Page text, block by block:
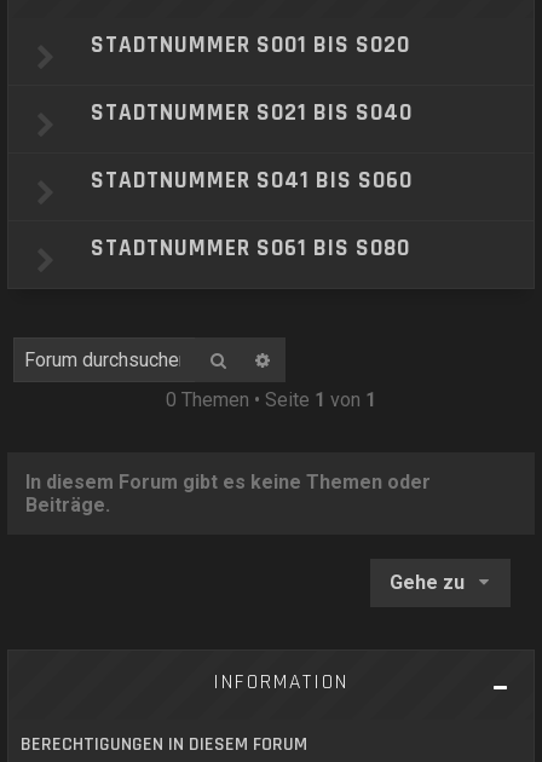
STADTNUMMER S001 BIS S020
STADTNUMMER S021 BIS S040
STADTNUMMER S041 BIS S060
STADTNUMMER S061 BIS S080
Suche
0 Themen • Seite 1 von 1
In diesem Forum gibt es keine Themen oder
Beiträge.
Gehe zu
INFORMATION
BERECHTIGUNGEN IN DIESEM FORUM